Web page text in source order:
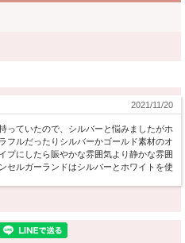
2021/11/20
っていたので、シルバーと悩みましたがホ
フルだったりシルバーかゴールド素材のオ
プにしたら賑やかな雰囲気より静かな雰囲
セルガーランドはシルバーとホワイトを使